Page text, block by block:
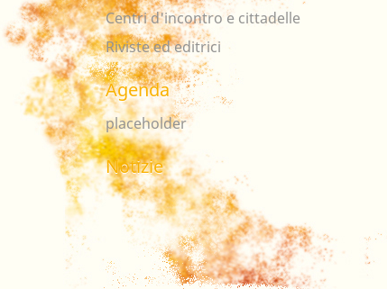
Centri d'incontro e cittadelle
Riviste ed editrici
Agenda
placeholder
Notizie